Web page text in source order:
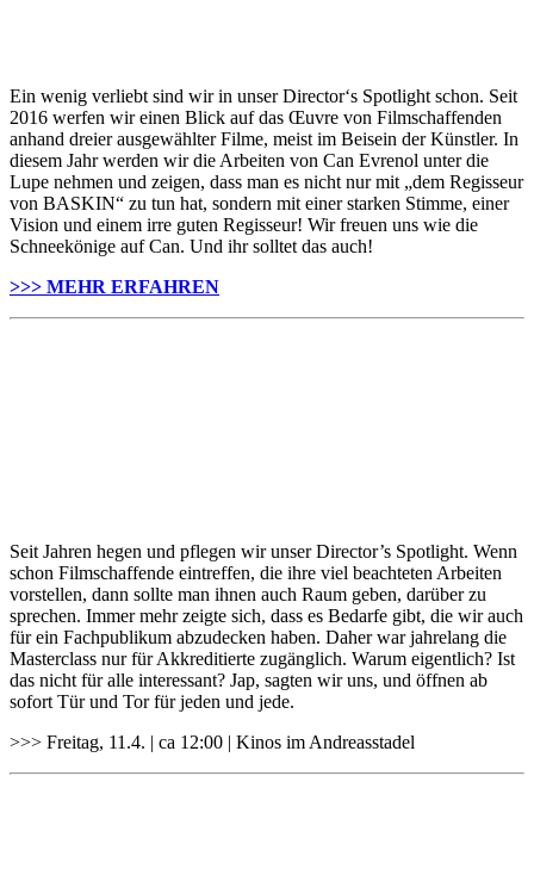
Ein wenig verliebt sind wir in unser Director‘s Spotlight schon. Seit
2016 werfen wir einen Blick auf das Œuvre von Filmschaffenden
anhand dreier ausgewählter Filme, meist im Beisein der Künstler. In
diesem Jahr werden wir die Arbeiten von Can Evrenol unter die
Lupe nehmen und zeigen, dass man es nicht nur mit „dem Regisseur
von BASKIN“ zu tun hat, sondern mit einer starken Stimme, einer
Vision und einem irre guten Regisseur! Wir freuen uns wie die
Schneekönige auf Can. Und ihr solltet das auch!
>>> MEHR ERFAHREN
Seit Jahren hegen und pflegen wir unser Director’s Spotlight. Wenn
schon Filmschaffende eintreffen, die ihre viel beachteten Arbeiten
vorstellen, dann sollte man ihnen auch Raum geben, darüber zu
sprechen. Immer mehr zeigte sich, dass es Bedarfe gibt, die wir auch
für ein Fachpublikum abzudecken haben. Daher war jahrelang die
Masterclass nur für Akkreditierte zugänglich. Warum eigentlich? Ist
das nicht für alle interessant? Jap, sagten wir uns, und öffnen ab
sofort Tür und Tor für jeden und jede.
>>> Freitag, 11.4. | ca 12:00 | Kinos im Andreasstadel